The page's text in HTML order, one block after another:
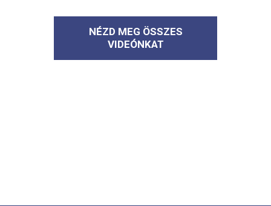
NÉZD MEG ÖSSZES
VIDEÓNKAT